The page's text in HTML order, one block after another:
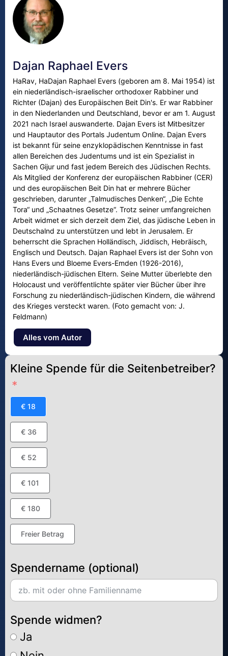
Dajan Raphael Evers
HaRav, HaDajan Raphael Evers (geboren am 8. Mai 1954) ist
ein niederländisch-israelischer orthodoxer Rabbiner und
Richter (Dajan) des Europäischen Beit Din's. Er war Rabbiner
in den Niederlanden und Deutschland, bevor er am 1. August
2021 nach Israel auswanderte. Dajan Evers ist Mitbesitzer
und Hauptautor des Portals Judentum Online. Dajan Evers
ist bekannt für seine enzyklopädischen Kenntnisse in fast
allen Bereichen des Judentums und ist ein Spezialist in
Sachen Gijur und fast jedem Bereich des Jüdischen Rechts.
Als Mitglied der Konferenz der europäischen Rabbiner (CER)
und des europäischen Beit Din hat er mehrere Bücher
geschrieben, darunter „Talmudisches Denken“, „Die Echte
Tora“ und „Schaatnes Gesetze“. Trotz seiner umfangreichen
Arbeit widmet er sich derzeit dem Ziel, das jüdische Leben in
Deutschalnd zu unterstützen und lebt in Jerusalem. Er
beherrscht die Sprachen Holländisch, Jiddisch, Hebräisch,
Englisch und Deutsch. Dajan Raphael Evers ist der Sohn von
Hans Evers und Bloeme Evers-Emden (1926-2016),
niederländisch-jüdischen Eltern. Seine Mutter überlebte den
Holocaust und veröffentlichte später vier Bücher über ihre
Forschung zu niederländisch-jüdischen Kindern, die während
des Krieges versteckt waren. (Foto gemacht von: J.
Feldmann)
Alles vom Autor
Kleine Spende für die Seitenbetreiber?
€ 18
€ 36
€ 52
€ 101
€ 180
Freier Betrag
Spendername (optional)
Spende widmen?
Ja